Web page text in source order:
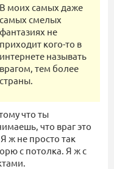
В моих самых даже
самых смелых
фантазиях не
приходит кого-то в
интернете называть
врагом, тем более
страны.
что ты
что враг это
ж не просто так
с потолка. Я ж с